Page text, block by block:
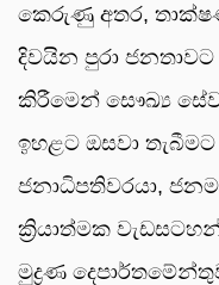
කෙරුණු අතර,
දිවයින පුරා ජනතාවට
කිරීමෙන් සෞඛ්‍ය
ඉහළට ඔසවා
ජනාධිපතිවරයා,
ක්‍රියාත්මක
මුද්‍රණ